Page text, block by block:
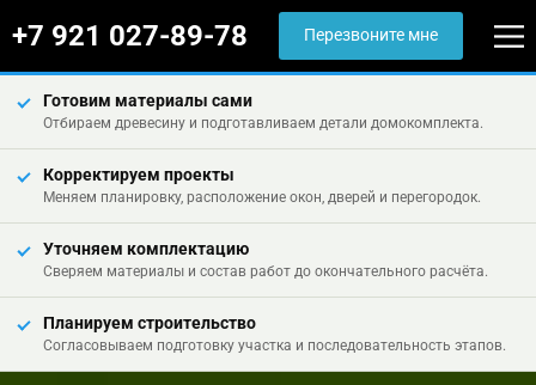
+7 921 027-89-78 Перезвоните мне
Готовим материалы сами
Отбираем древесину и подготавливаем детали домокомплекта.
Корректируем проекты
Меняем планировку, расположение окон, дверей и перегородок.
Уточняем комплектацию
Сверяем материалы и состав работ до окончательного расчёта.
Планируем строительство
Согласовываем подготовку участка и последовательность этапов.